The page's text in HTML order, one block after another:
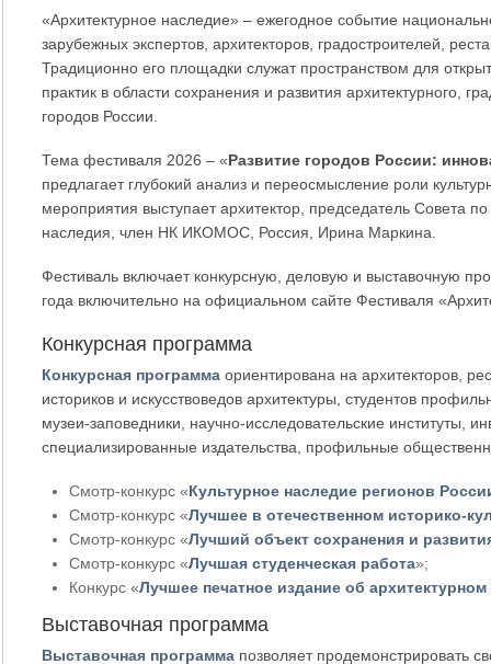
«Архитектурное наследие» – ежегодное событие
зарубежных экспертов, архитекторов, градостроителей,
Традиционно его площадки служат пространством для
практик в области сохранения и развития архитектурного,
городов России.
Тема фестиваля 2026 – «Развитие городов России:
предлагает глубокий анализ и переосмысление роли
мероприятия выступает архитектор, председатель Совета
наследия, член НК ИКОМОС, Россия, Ирина Маркина.
Фестиваль включает конкурсную, деловую и выставочную
года включительно на официальном сайте Фестиваля
Конкурсная программа
Конкурсная программа ориентирована на архитекторов,
историков и искусствоведов архитектуры, студентов
музеи-заповедники, научно-исследовательские институты,
специализированные издательства, профильные
Смотр-конкурс «Культурное наследие регионов
Смотр-конкурс «Лучшее в отечественном историко-
Смотр-конкурс «Лучший объект сохранения и
Смотр-конкурс «Лучшая студенческая работа»;
Конкурс «Лучшее печатное издание об
Выставочная программа
Выставочная программа позволяет продемонстрировать